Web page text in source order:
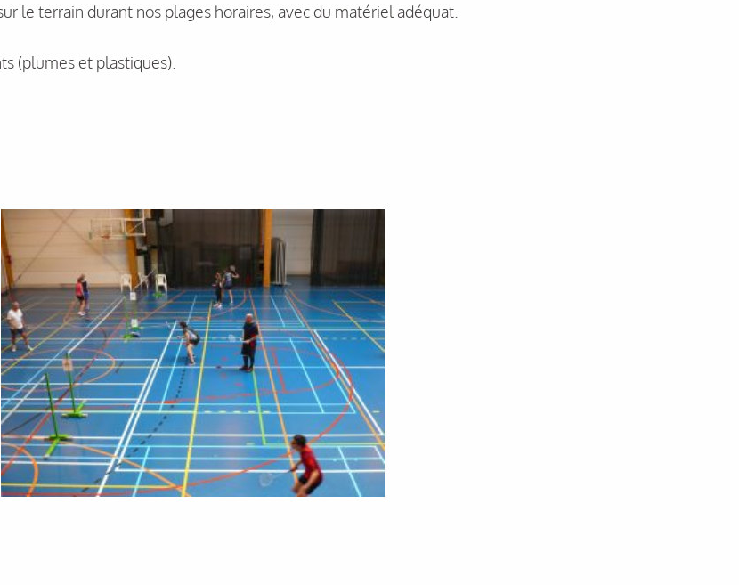
le terrain durant nos plages horaires, avec du matériel adéquat.
(plumes et plastiques).